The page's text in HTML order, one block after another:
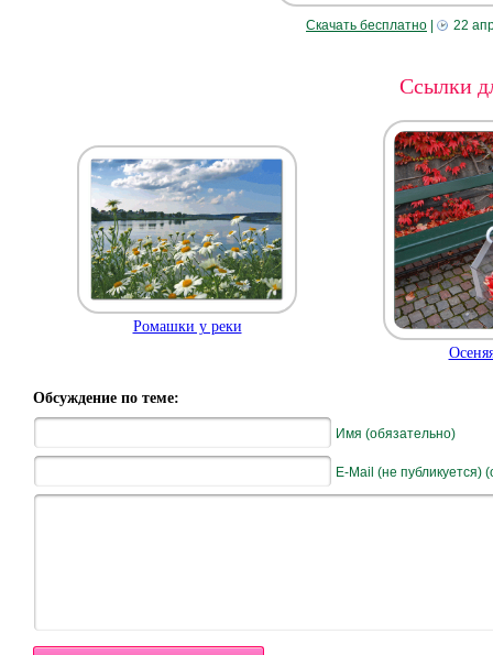
Скачать бесплатно 22
Ссылки
Ромашки у реки
Обсуждение по теме:
Имя (обязательно)
E-Mail (не публикуется)